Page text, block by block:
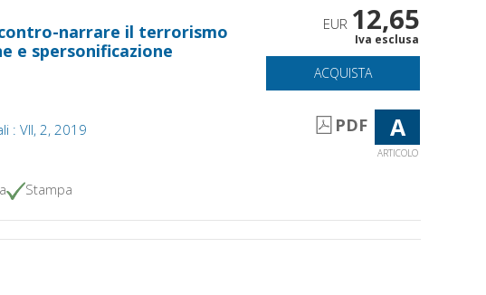
narrare il terrorismo
e spersonificazione
: VII, 2, 2019
Stampa
EUR 12,65
Iva esclusa
ACQUISTA
PDF A
ARTICOLO